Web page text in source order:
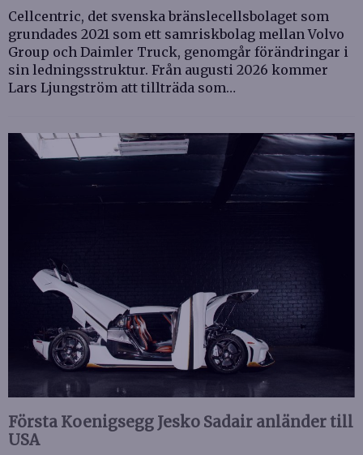
Cellcentric, det svenska bränslecellsbolaget som
grundades 2021 som ett samriskbolag mellan Volvo
Group och Daimler Truck, genomgår förändringar i
sin ledningsstruktur. Från augusti 2026 kommer
Lars Ljungström att tillträda som…
Första Koenigsegg Jesko Sadair anländer till
USA